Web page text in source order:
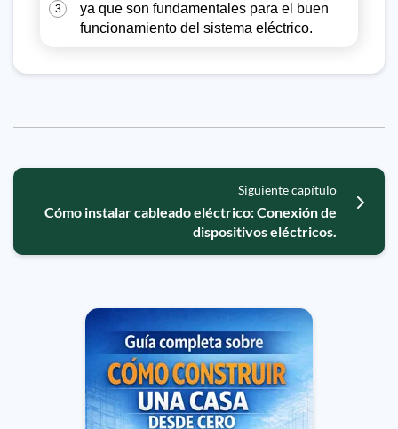
3
ya que son fundamentales para el buen
funcionamiento del sistema eléctrico.
Siguiente capítulo
Cómo instalar cableado eléctrico: Conexión de
dispositivos eléctricos.